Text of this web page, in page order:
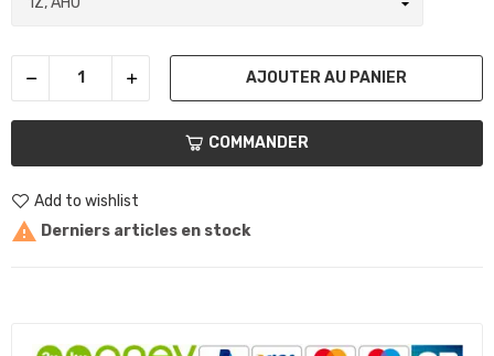
AJOUTER AU PANIER
COMMANDER
Add to wishlist
 Derniers articles en stock